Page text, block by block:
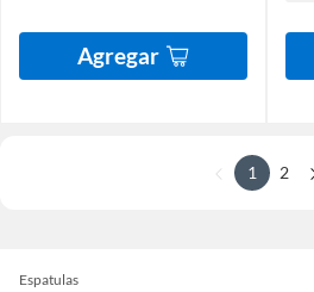
Agregar
1 2
Espatulas